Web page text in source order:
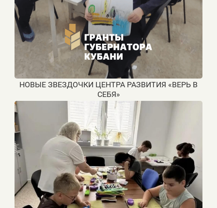
НОВЫЕ ЗВЕЗДОЧКИ ЦЕНТРА РАЗВИТИЯ «ВЕРЬ В
СЕБЯ»